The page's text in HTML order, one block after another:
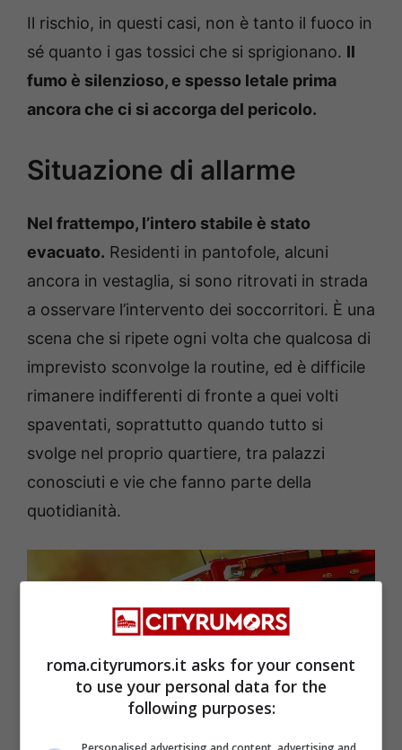
Il rischio, in questi casi, non è tanto il fuoco in
sé quanto i gas tossici che si sprigionano. Il
fumo è silenzioso, e spesso letale prima
ancora che ci si accorga del pericolo.
Situazione di allarme
Nel frattempo, l’intero stabile è stato
evacuato. Residenti in pantofole, alcuni
ancora in vestaglia, si sono ritrovati in strada
a osservare l’intervento dei soccorritori. È una
scena che si ripete ogni volta che qualcosa di
imprevisto sconvolge la routine, ed è difficile
rimanere indifferenti di fronte a quei volti
spaventati, soprattutto quando tutto si
svolge nel proprio quartiere, tra palazzi
conosciuti e vie che fanno parte della
quotidianità.
roma.cityrumors.it asks for your consent
to use your personal data for the
following purposes: